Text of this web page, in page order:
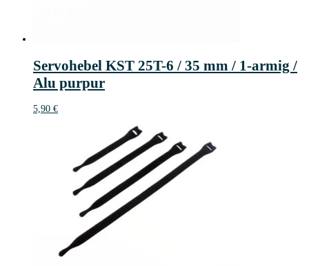
Servohebel KST 25T-6 / 35 mm / 1-armig /
Alu purpur
5,90 €